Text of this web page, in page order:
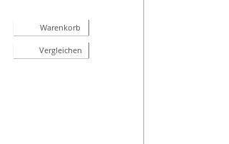
Warenkorb
Vergleichen